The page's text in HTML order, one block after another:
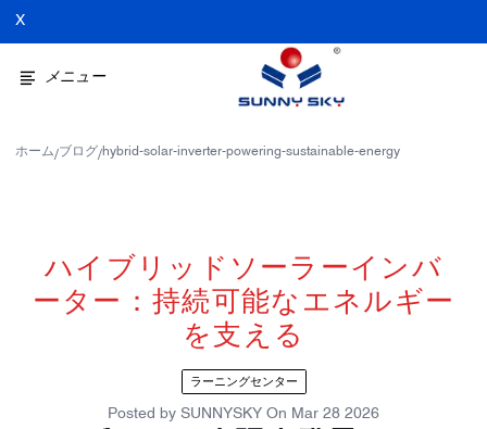
X
メニュー
ホーム/ブログ/hybrid-solar-inverter-powering-sustainable-energy
ハイブリッドソーラーインバ
ーター：持続可能なエネルギー
を支える
ラーニングセンター
Posted by SUNNYSKY On Mar 28 2026